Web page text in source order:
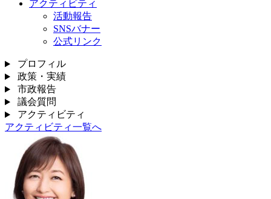
アクティビティ
活動報告
SNSバナー
公式リンク
プロフィル
政策・実績
市政報告
議会質問
アクティビティ
アクティビティ一覧へ